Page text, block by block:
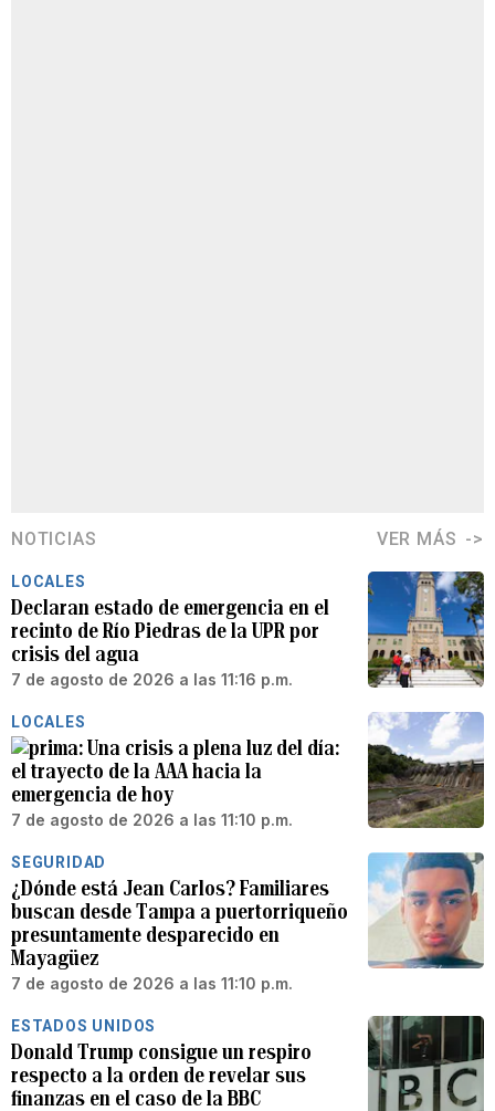
NOTICIAS VER MÁS
LOCALES
Declaran estado de emergencia en el
recinto de Río Piedras de la UPR por
crisis del agua
7 de agosto de 2026 a las 11:16 p.m.
LOCALES
Una crisis a plena luz del día:
el trayecto de la AAA hacia la
emergencia de hoy
7 de agosto de 2026 a las 11:10 p.m.
SEGURIDAD
¿Dónde está Jean Carlos? Familiares
buscan desde Tampa a puertorriqueño
presuntamente desparecido en
Mayagüez
7 de agosto de 2026 a las 11:10 p.m.
ESTADOS UNIDOS
Donald Trump consigue un respiro
respecto a la orden de revelar sus
finanzas en el caso de la BBC